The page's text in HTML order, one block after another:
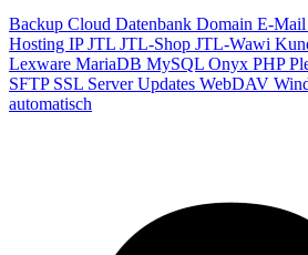
Backup Cloud Datenbank Domain E-Mail
Hosting IPJTL JTL-Shop JTL-Wawi
Lexware MariaDB MySQL Onyx PHP
SFTP SSL ServerUpdates WebDAV
automatisch